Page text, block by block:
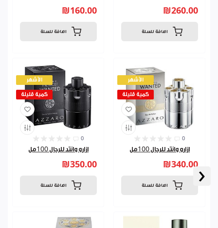
‹
₪160.00
اضافة للسلة
₪260.00
اضافة للسلة
الأشهر
كمية قليلة
0
ازارو وانتد للرجال 100مل
₪350.00
اضافة للسلة
الأشهر
كمية قليلة
0
ازارو وانتد للرجال 100مل
₪340.00
اضافة للسلة